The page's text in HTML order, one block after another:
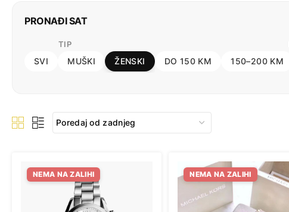
PRONAĐI SAT
TIP
SVI MUŠKI ŽENSKI DO 150 KM 150–200 KM
NEMA NA ZALIHI NEMA NA ZALIHI